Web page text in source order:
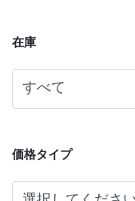
在庫
価格タイプ